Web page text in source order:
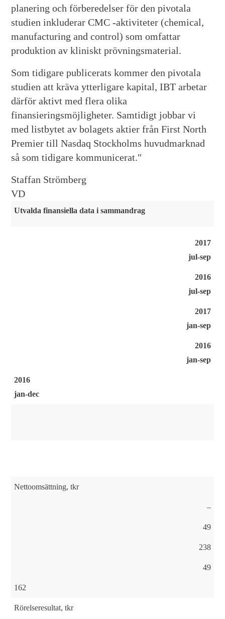
planering och förberedelser för den pivotala
studien inkluderar CMC -aktiviteter (chemical,
manufacturing and control) som omfattar
produktion av kliniskt prövningsmaterial.
Som tidigare publicerats kommer den pivotala
studien att kräva ytterligare kapital, IBT arbetar
därför aktivt med flera olika
finansieringsmöjligheter. Samtidigt jobbar vi
med listbytet av bolagets aktier från First North
Premier till Nasdaq Stockholms huvudmarknad
så som tidigare kommunicerat."
Staffan Strömberg
VD
Utvalda finansiella data i sammandrag
2017
jul-sep
2016
jul-sep
2017
jan-sep
2016
jan-sep
2016
jan-dec
Nettoomsättning, tkr
–
49
238
49
162
Rörelseresultat, tkr